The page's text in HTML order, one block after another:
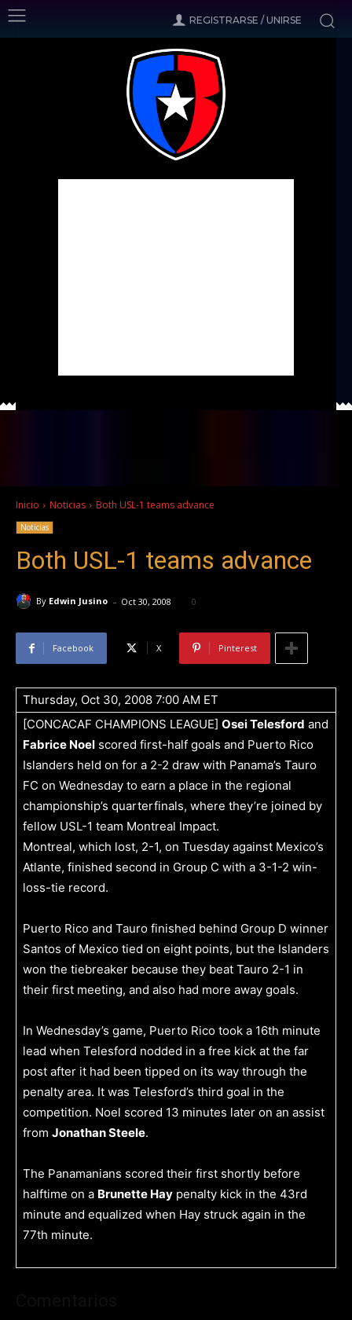
REGISTRARSE / UNIRSE
Inicio Noticias Both USL-1 teams advance
Noticias
Both USL-1 teams advance
By Edwin Jusino - Oct 30, 2008 0
Facebook X Pinterest
Thursday, Oct 30, 2008 7:00 AM ET
[CONCACAF CHAMPIONS LEAGUE] Osei Telesford and
Fabrice Noel scored first-half goals and Puerto Rico
Islanders held on for a 2-2 draw with Panama’s Tauro
FC on Wednesday to earn a place in the regional
championship’s quarterfinals, where they’re joined by
fellow USL-1 team Montreal Impact.
Montreal, which lost, 2-1, on Tuesday against Mexico’s
Atlante, finished second in Group C with a 3-1-2 win-
loss-tie record.
Puerto Rico and Tauro finished behind Group D winner
Santos of Mexico tied on eight points, but the Islanders
won the tiebreaker because they beat Tauro 2-1 in
their first meeting, and also had more away goals.
In Wednesday’s game, Puerto Rico took a 16th minute
lead when Telesford nodded in a free kick at the far
post after it had been tipped on its way through the
penalty area. It was Telesford’s third goal in the
competition. Noel scored 13 minutes later on an assist
from Jonathan Steele.
The Panamanians scored their first shortly before
halftime on a Brunette Hay penalty kick in the 43rd
minute and equalized when Hay struck again in the
77th minute.